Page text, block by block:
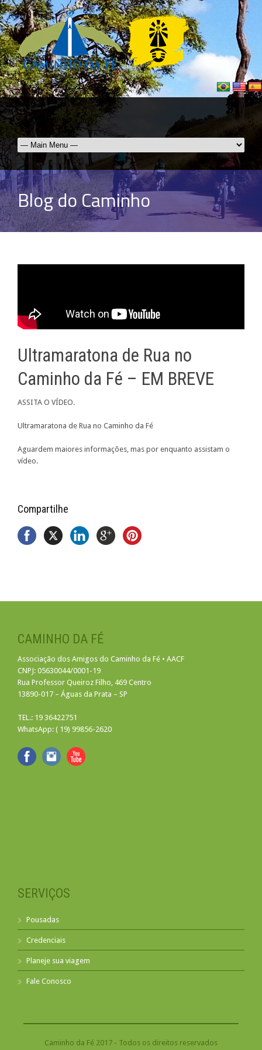
Blog do Caminho
Ultramaratona de Rua no
Caminho da Fé – EM BREVE
ASSITA O VÍDEO.
Ultramaratona de Rua no Caminho da Fé
Aguardem maiores informações, mas por enquanto assistam o
vídeo.
Compartilhe
CAMINHO DA FÉ
Associação dos Amigos do Caminho da Fé • AACF
CNPJ: 05630044/0001-19
Rua Professor Queiroz Filho, 469 Centro
13890-017 – Águas da Prata – SP
TEL.: 19 36422751
WhatsApp: ( 19) 99856-2620
SERVIÇOS
Pousadas
Credenciais
Planeje sua viagem
Fale Conosco
Caminho da Fé 2017 - Todos os direitos reservados